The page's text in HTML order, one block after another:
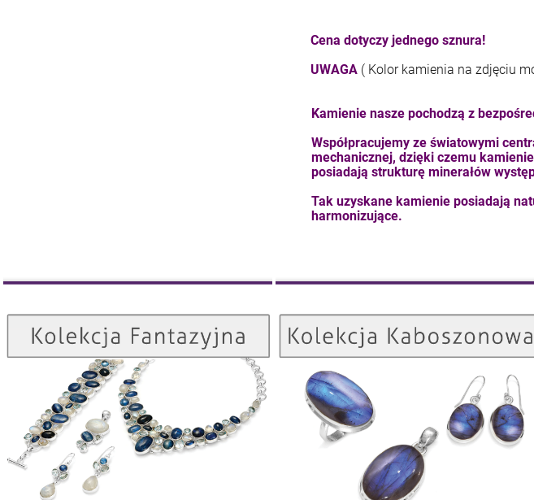
Cena dotyczy jednego sznura!
UWAGA ( Kolor kamienia na zdjęciu
Kamienie nasze pochodzą z
Współpracujemy ze światowymi
mechanicznej, dzięki czemu
posiadają strukturę minerałów
Tak uzyskane kamienie posiadają
harmonizujące.
Kolekcja Fantazyjna
ZOBACZ
Kolekcja Kaboszonowa
ZOBACZ